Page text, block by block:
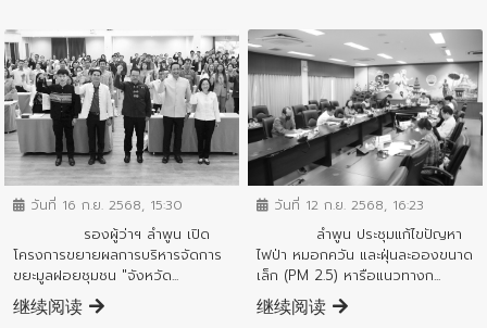
ข่าวสารจังหวัด
วันที่ 16 ก.ย. 2568, 15:30
รองผู้ว่าฯ ลำพูน เปิด
โครงการขยายผลการบริหารจัดการ
ขยะมูลฝอยชุมชน "จังหวัด...
继续阅读
ข่าวสารจังหวัด
วันที่ 12 ก.ย. 2568, 16:23
ลำพูน ประชุมแก้ไขปัญหา
ไฟป่า หมอกควัน และฝุ่นละอองขนาด
เล็ก (PM 2.5) หารือแนวทางก...
继续阅读